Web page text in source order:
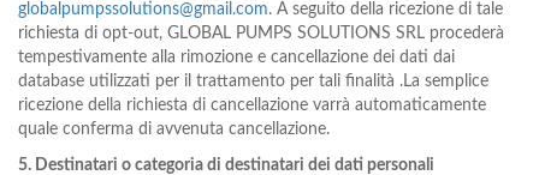
globalpumpssolutions@gmail.com. A seguito della ricezione di tale
richiesta di opt-out, GLOBAL PUMPS SOLUTIONS SRL procederà
tempestivamente alla rimozione e cancellazione dei dati dai
database utilizzati per il trattamento per tali finalità .La semplice
ricezione della richiesta di cancellazione varrà automaticamente
quale conferma di avvenuta cancellazione.
5. Destinatari o categoria di destinatari dei dati personali